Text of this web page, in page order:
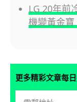
LG 20年前
機變黃金
更多精彩文章每